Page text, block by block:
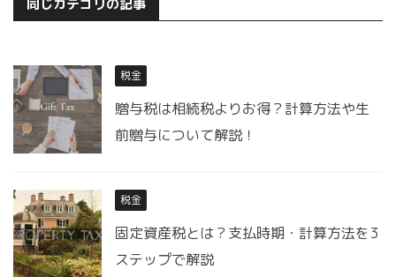
同じカテゴリの記事
税金
贈与税は相続税よりお得？計算方法や生
前贈与について解説！
税金
固定資産税とは？支払時期・計算方法を3
ステップで解説